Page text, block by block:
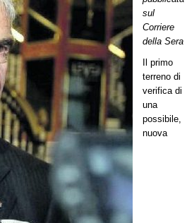
sul
Corriere
della Sera
Il primo
terreno di
verifica di
una
possibile,
nuova